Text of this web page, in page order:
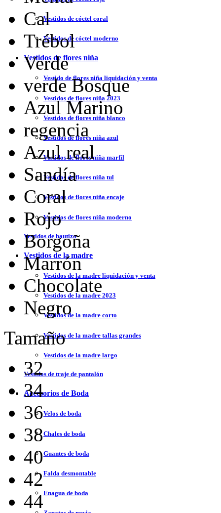
Vestidos de cóctel coral
Vestidos de cóctel moderno
Vestidos de flores niña
Vestido de flores niña liquidación y venta
Vestidos de flores niña 2023
Vestidos de flores niña blanco
Vestidos de flores niña azul
Vestidos de flores niña marfil
Vestidos de flores niña tul
Vestidos de flores niña encaje
Vestidos de flores niña moderno
Vestidos de bautizo
Vestidos de la madre
Vestidos de la madre liquidación y venta
Vestidos de la madre 2023
Vestidos de la madre corto
Vestidos de la madre tallas grandes
Vestidos de la madre largo
Vestidos de traje de pantalón
Accesorios de Boda
Velos de boda
Chales de boda
Guantes de boda
Falda desmontable
Enagua de boda
Cal
Trébol
Verde
verde Bosque
Azul Marino
regencia
Azul real
Sandía
Coral
Rojo
Borgoña
Marrón
Chocolate
Negro
Tamaño
32
34
36
38
40
42
44